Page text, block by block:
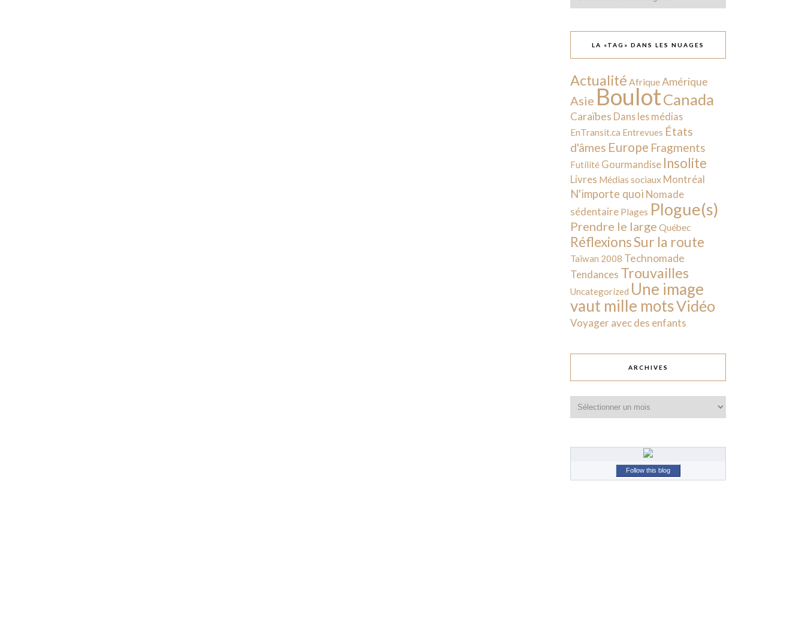
LA «TAG» DANS LES NUAGES
Actualité AfriqueAmérique
Asie BoulotCanada
Caraïbes Dans les médias
EnTransit.ca Entrevues États
d'âmes Europe Fragments
Futilité Gourmandise Insolite
Livres Médias sociaux Montréal
N'importe quoi Nomade
sédentaire Plages Plogue(s)
Prendre le large Québec
RéflexionsSur la route
Taïwan 2008 Technomade
Tendances Trouvailles
Uncategorized Une image
vaut mille motsVidéo
Voyager avec des enfants
ARCHIVES
Follow this blog